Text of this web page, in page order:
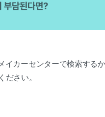
イカーセンターで検索する
ださい。